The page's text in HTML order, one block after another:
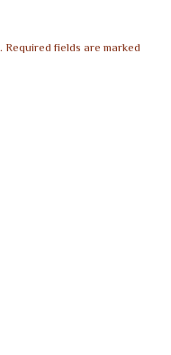
Required fields are marked